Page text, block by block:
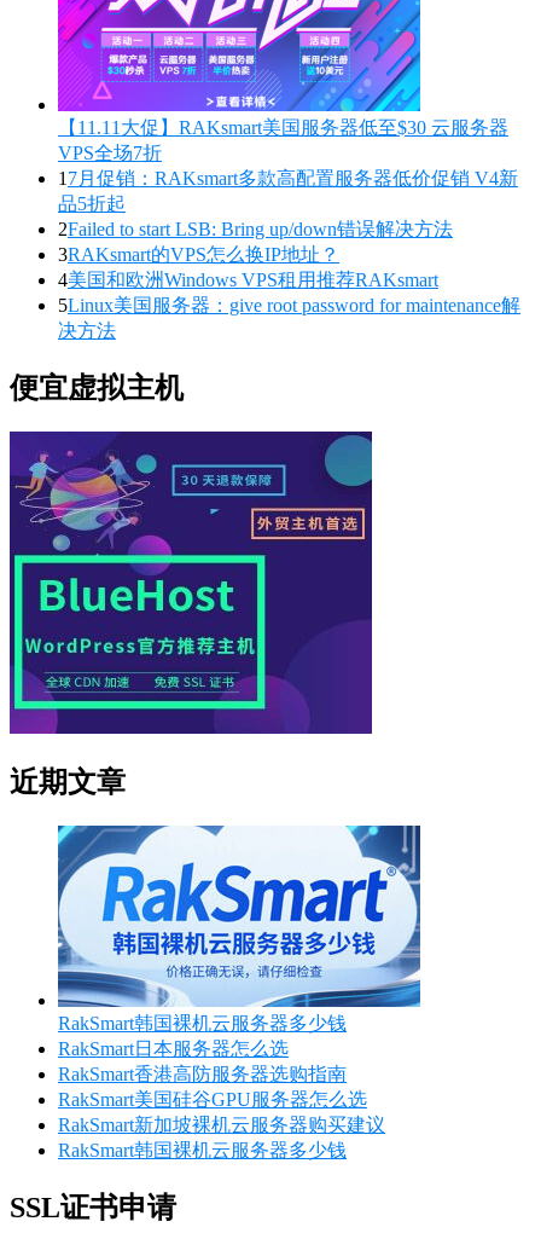
【11.11大促】RAKsmart美国服务器低至$30 云服务器
VPS全场7折
1 7月促销：RAKsmart多款高配置服务器低价促销 V4新
品5折起
2Failed to start LSB: Bring up/down错误解决方法
3RAKsmart的VPS怎么换IP地址？
4美国和欧洲Windows VPS租用推荐RAKsmart
5Linux美国服务器：give root password for maintenance解
决方法
便宜虚拟主机
近期文章
RakSmart韩国裸机云服务器多少钱
RakSmart日本服务器怎么选
RakSmart香港高防服务器选购指南
RakSmart美国硅谷GPU服务器怎么选
RakSmart新加坡裸机云服务器购买建议
RakSmart韩国裸机云服务器多少钱
SSL证书申请